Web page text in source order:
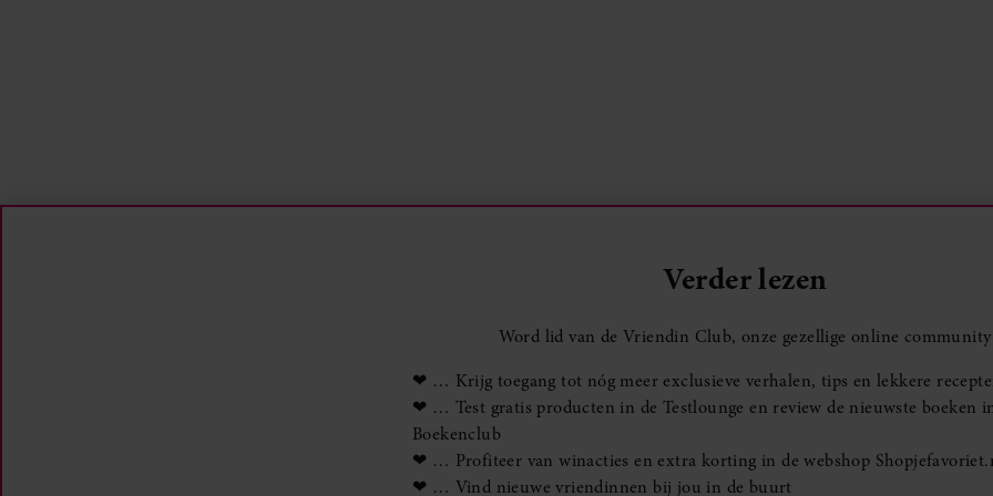
Verder lezen
Word lid van de Vriendin Club, onze gezellige online community
❤ … Krijg toegang tot nóg meer exclusieve verhalen, tips en lekkere
❤ … Test gratis producten in de Testlounge en review de nieuwste boeken
Boekenclub
❤ … Profiteer van winacties en extra korting in de webshop
❤ … Vind nieuwe vriendinnen bij jou in de buurt